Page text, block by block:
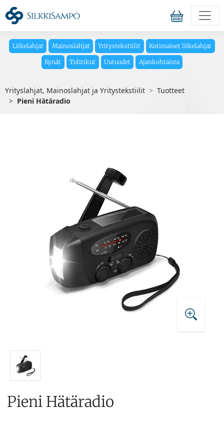
Liikelahjat Mainoslahjat Yritystekstiilit Kotimaiset liikelahjat
Kynät Tulitikut Uutuudet Ajankohtaista
Yrityslahjat, Mainoslahjat ja Yritystekstiilit
Tuotteet
Pieni Hätäradio
Pieni Hätäradio